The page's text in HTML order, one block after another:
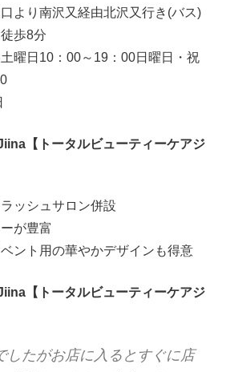
より南沢又経由北沢又行き(バス)
歩8分
曜日10：00～19：00日曜日・祝
【トータルビューティーケアジ
ッシュサロン併設
が豊富
ント用の華やかデザインも得意
【トータルビューティーケアジ
したがお店に入るとすぐに店